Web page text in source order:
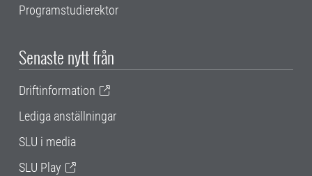
Programstudierektor
Senaste nytt från
Driftinformation
Lediga anställningar
SLU i media
SLU Play